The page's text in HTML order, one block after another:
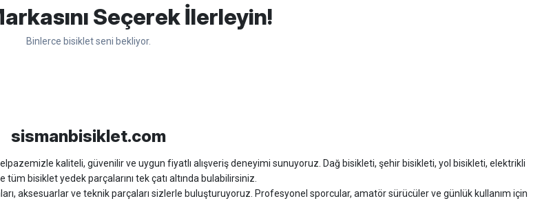
Seçerek İlerleyin!
Binlerce bisiklet seni bekliyor.
sismanbisiklet.com
kaliteli, güvenilir ve uygun fiyatlı alışveriş deneyimi sunuyoruz. Dağ bisikleti, şehir bisikleti, yol bisikleti, elektrikli
tüm bisiklet yedek parçalarını tek çatı altında bulabilirsiniz.
aksesuarlar ve teknik parçaları sizlerle buluşturuyoruz. Profesyonel sporcular, amatör sürücüler ve günlük kullanım için